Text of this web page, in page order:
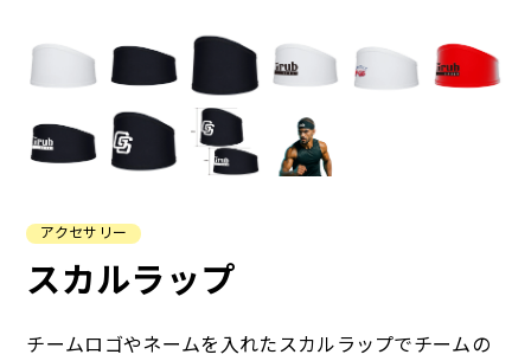
アクセサリー
スカルラップ
チームロゴやネームを入れたスカルラップでチームの